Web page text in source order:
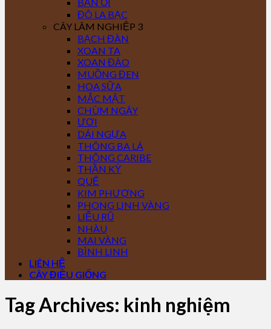
ĐÔ LA BẠC
CÂY LÂM NGHIỆP 3
BẠCH ĐÀN
XOAN TA
XOAN ĐÀO
MUỒNG ĐEN
HOA SỮA
MẮC MẬT
CHÙM NGÂY
ƯƠI
DÁI NGỰA
THÔNG BA LÁ
THÔNG CARIBE
THẦN KỲ
QUẾ
KIM PHƯỢNG
PHONG LINH VÀNG
LIỄU RŨ
NHÀU
MAI VÀNG
BÌNH LINH
LIÊN HỆ
CÂY ĐIỀU GIỐNG
Tag Archives: kinh nghiệm